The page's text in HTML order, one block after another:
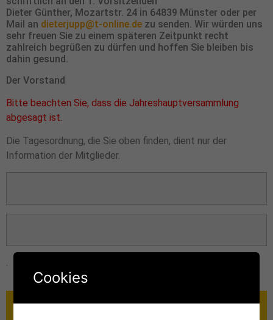
Dieter Günther, Mozartstr. 24 in 64839 Münster oder per
Mail an dieterjupp@t-online.de zu senden. Wir würden uns
sehr freuen Sie zu einem späteren Zeitpunkt recht
zahlreich begrüßen zu dürfen und hoffen Sie bleiben bis
dahin gesund.
Der Vorstand
Bitte beachten Sie, dass die Jahreshauptversammlung
abgesagt ist.
Die Tagesordnung, die Sie oben finden, dient nur der
Information der Mitglieder.
Cookies